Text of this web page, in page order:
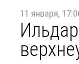
11 января,